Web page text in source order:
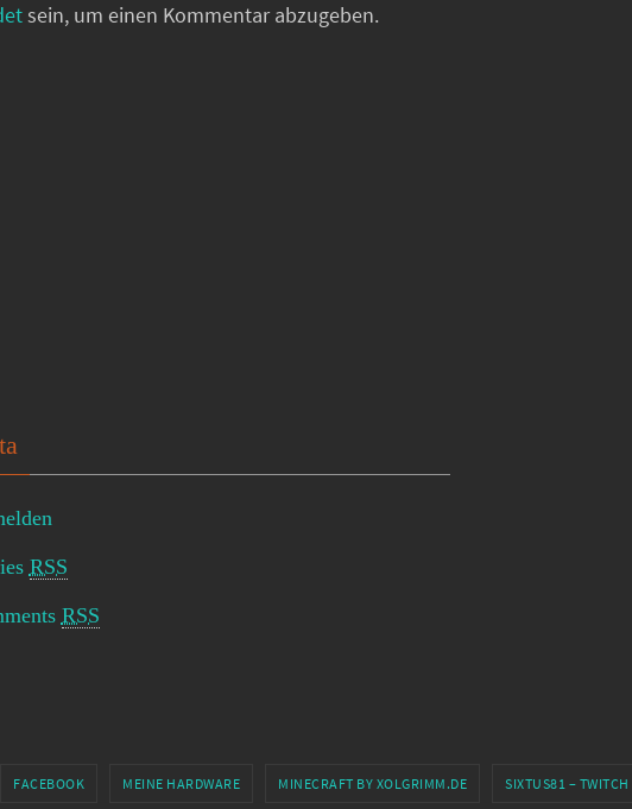
sein, um einen Kommentar abzugeben.
RSS
RSS
FACEBOOK MEINE HARDWARE MINECRAFT BY XOLGRIMM.DE SIXTUS81 – TWITCH